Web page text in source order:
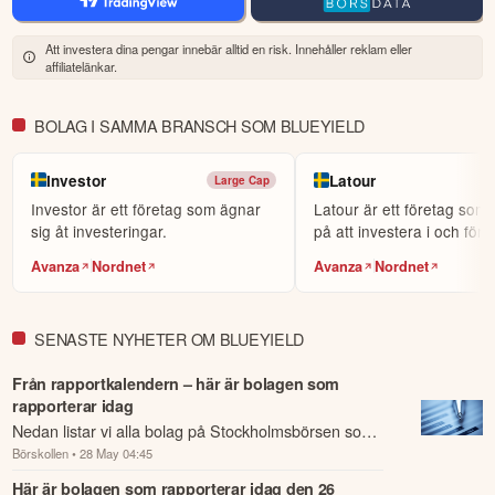
though we expect continued volatility in the near term. Tighter vessel
supply in the dry bulk Capesize segment, aging fleet demographics
across several markets, and ongoing offshore activity support our
value realization.
Denna summering har tagits fram med hjälp av AI och kan
Innehållet ska inte ses som investeringsråd eller personlig
rådgivning. Ta alltid del av bolagets fullständiga kvartalsrapport
innan du fattar investeringsbeslut. Historisk avkastning är ingen
Öppna rapport (PDF)
Att investera dina pengar innebär alltid en risk. Innehåller reklam eller
affiliatelänkar.
BOLAG I SAMMA BRANSCH SOM BLUEYIELD
Investor Large Cap
Investor är ett företag som ägnar
sig åt investeringar.
Avanza Nordnet
Latour
Latour är ett företag som
på att investera i och
Avanza Nordnet
SENASTE NYHETER OM BLUEYIELD
Från rapportkalendern – här är bolagen som
rapporterar idag
Nedan listar vi alla bolag på Stockholmsbörsen som
rapporterar idag den 28 maj.
Börskollen • 28 May 04:45
Här är bolagen som rapporterar idag den 26